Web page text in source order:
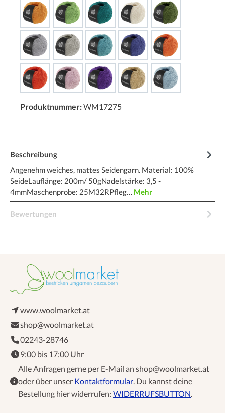
Produktnummer:WM17275
Beschreibung
Angenehm weiches, mattes Seidengarn. Material: 100%
SeideLauflänge: 200m/ 50gNadelstärke: 3,5 -
4mmMaschenprobe: 25M32RPfleg… Mehr
Bewertungen
www.woolmarket.at
shop@woolmarket.at
02243-28746
9:00 bis 17:00 Uhr
Alle Anfragen gerne per E-Mail an shop@woolmarket.at
oder über unser Kontaktformular . Du kannst deine
Bestellung hier widerrufen: WIDERRUFSBUTTON